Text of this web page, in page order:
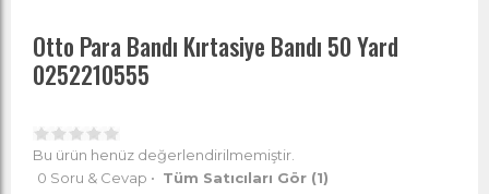
Otto Para Bandı Kırtasiye Bandı 50 Yard
0252210555
Bu ürün henüz değerlendirilmemiştir.
0 Soru & Cevap • Tüm Satıcıları Gör (1)